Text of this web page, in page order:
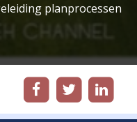
planprocessen